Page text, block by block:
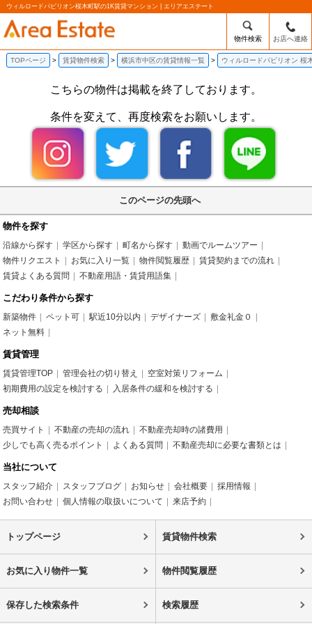
ウィルロードパビリオン桜木町駅の1K賃貸マンション | エリアエステート
物件検索 お店へ連絡
TOPページ 賃貸物件検索 横浜市中区の賃貸情報一覧 ウィルロードパビリオン 桜
こちらの物件は掲載を終了しております。
条件を変えて、再度検索をお願いします。
このページの先頭へ
物件を探す
沿線から探す 学区から探す 町名から探す
動画でルームツアー
物件リクエスト
お気に入り一覧 物件閲覧履歴
賃貸契約までの流れ
賃貸よくある質問
不動産用語・賃貸用語集
こだわり条件から探す
新築物件 ペット可 駅近10分以内 デザイナーズ
敷金礼金０
ネット無料
賃貸管理
賃貸管理TOP 管理会社の切り替え
空室対策リフォーム
初期費用の設定を検討する
入居条件の緩和を検討する
売却相談
売買サイト 不動産の売却の流れ
不動産売却時の諸費用
少しでも高く売るポイント
よくある質問 不動産売却に必要な書類とは
当社について
スタッフ紹介 スタッフブログ お知らせ 会社概要
採用情報
お問い合わせ
個人情報の取扱いについて 来店予約
トップページ 賃貸物件検索
お気に入り物件一覧 物件閲覧履歴
保存した検索条件 検索履歴